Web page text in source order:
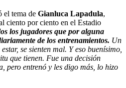
el tema de Gianluca Lapadula,
ciento por ciento en el Estadio
los jugadores que por alguna
de los entrenamientos. Un
se sienten mal. Y eso buenísimo,
que tienen. Fue una decisión
pero entrenó y les digo más, lo hizo